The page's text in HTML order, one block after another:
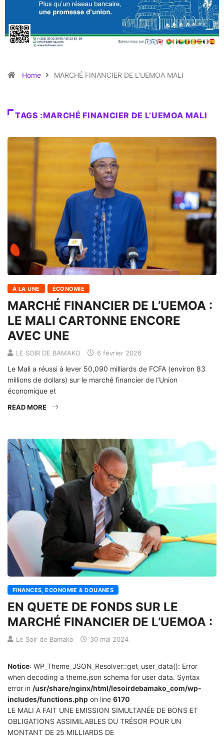
Home MARCHÉ FINANCIER DE L’UEMOA MALI
TAGS :MARCHÉ FINANCIER DE L’UEMOA MALI
À LA UNE ÉCONOMIE
MARCHÉ FINANCIER DE L’UEMOA :
LE MALI CARTONNE ENCORE
AVEC UNE
LE SOIR DE BAMAKO 6 février 2026
Le Mali a réussi à lever 50,090 milliards de FCFA (environ 83
millions de dollars) sur le marché financier de l’Union
économique et
READ MORE
FINANCES, ECONOMIE & DOUANES
EN QUETE DE FONDS SUR LE
MARCHÉ FINANCIER DE L’UEMOA :
Le Soir de Bamako 30 mai 2024
Notice: WP_Theme_JSON_Resolver::get_user_data(): Error
when decoding a theme.json schema for user data. Syntax
error in /usr/share/nginx/html/lesoirdebamako_com/wp-
includes/functions.php on line 6170
LE MALI A FAIT UNE EMISSION SIMULTANÉE DE BONS ET
OBLIGATIONS ASSIMILABLES DU TRÉSOR POUR UN
MONTANT DE 25 MILLIARDS DE